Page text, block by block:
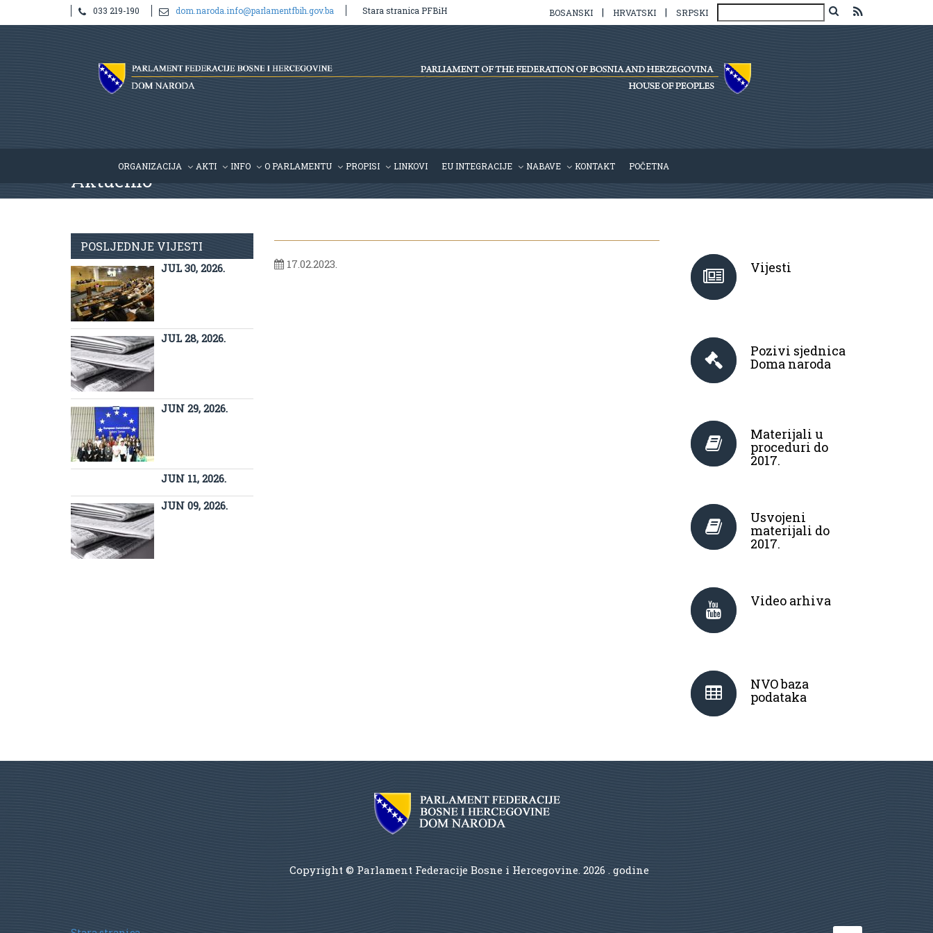
033 219-190 dom.naroda.info@parlamentfbih.gov.ba Stara stranica PFBiH BOSANSKI | HRVATSKI | SRPSKI
ORGANIZACIJA AKTI INFO O PARLAMENTU PROPISI LINKOVI EU INTEGRACIJE NABAVE KONTAKT POČETNA
Aktuelno
POSLJEDNJE VIJESTI
JUL 30, 2026.
JUL 28, 2026.
JUN 29, 2026.
JUN 11, 2026.
JUN 09, 2026.
17.02.2023. Vijesti
Pozivi sjednica
Doma naroda
Materijali u
proceduri do
2017.
Usvojeni
materijali do
2017.
Video arhiva
NVO baza
podataka
Copyright © Parlament Federacije Bosne i Hercegovine. 2026 . godine